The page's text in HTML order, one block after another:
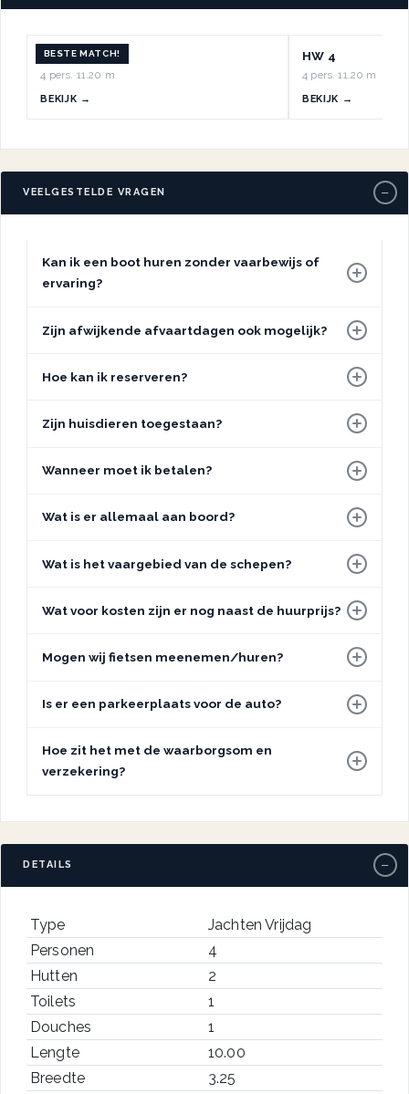
DETAILS −
Type
Jachten Vrijdag
Personen
4
Hutten
2
Toilets
1
Douches
1
Lengte
10.00
Breedte
3.25
BESTE MATCH!
HW 7
4 pers. ·11.20 m
BEKIJK →
HW 4
4 pers.·11.20 m
BEKIJK →
VEELGESTELDE VRAGEN −
Kan ik een boot huren zonder vaarbewijs of
ervaring?
Zijn afwijkende afvaartdagen ook mogelijk?
Hoe kan ik reserveren?
Zijn huisdieren toegestaan?
Wanneer moet ik betalen?
Wat is er allemaal aan boord?
Wat is het vaargebied van de schepen?
Wat voor kosten zijn er nog naast de huurprijs?
Mogen wij fietsen meenemen/huren?
Is er een parkeerplaats voor de auto?
Hoe zit het met de waarborgsom en
verzekering?